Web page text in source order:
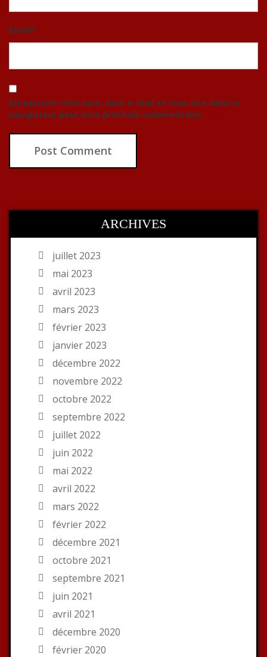
Email*
Enregistrer mon nom, mon e-mail et mon site dans le
navigateur pour mon prochain commentaire.
ARCHIVES
juillet 2023
mai 2023
avril 2023
mars 2023
février 2023
janvier 2023
décembre 2022
novembre 2022
octobre 2022
septembre 2022
juillet 2022
juin 2022
mai 2022
avril 2022
mars 2022
février 2022
décembre 2021
octobre 2021
septembre 2021
juin 2021
avril 2021
décembre 2020
février 2020